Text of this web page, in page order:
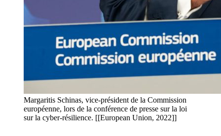
Margaritis Schinas, vice-président de la Commission
européenne, lors de la conférence de presse sur la loi
sur la cyber-résilience. [[European Union, 2022]]